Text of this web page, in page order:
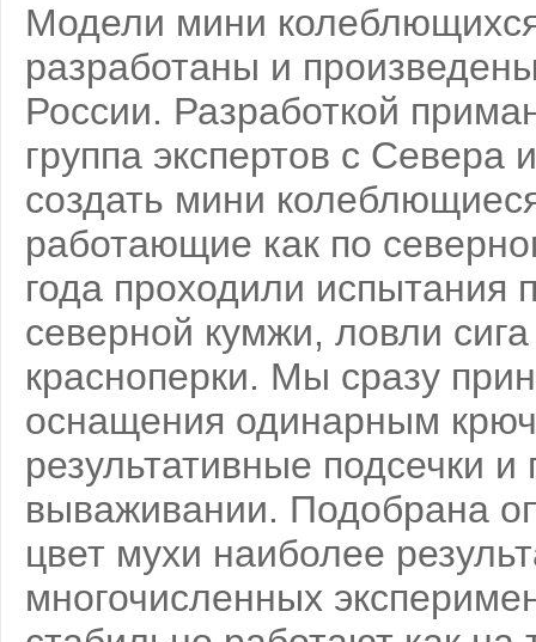
Модели мини
разработаны и
России. Разработкой
группа экспертов с
создать мини
работающие как по
года проходили
северной кумжи, ловли
красноперки. Мы сразу
оснащения одинарным
результативные подсечки
вываживании. Подобрана
цвет мухи наиболее
многочисленных